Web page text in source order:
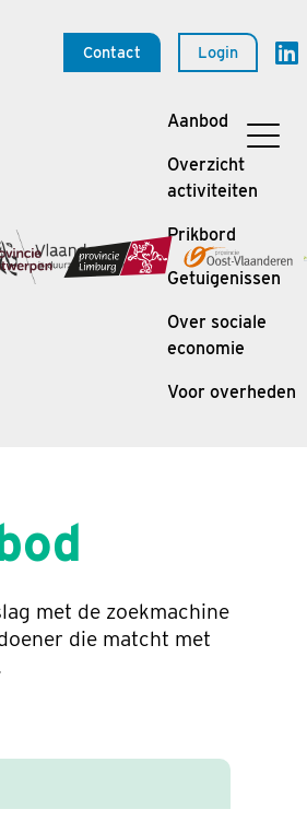
Contact Login
Aanbod
Overzicht
activiteiten
Prikbord
Getuigenissen
Over sociale
economie
Voor overheden
met de zoekmachine
die matcht met